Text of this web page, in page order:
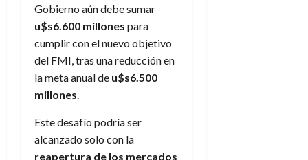
Gobierno aún debe sumar
u$s6.600 millones para
cumplir con el nuevo objetivo
del FMI, tras una reducción en
la meta anual de u$s6.500
millones
Este desafío podría ser
alcanzado solo con la
reapertura de los mercados